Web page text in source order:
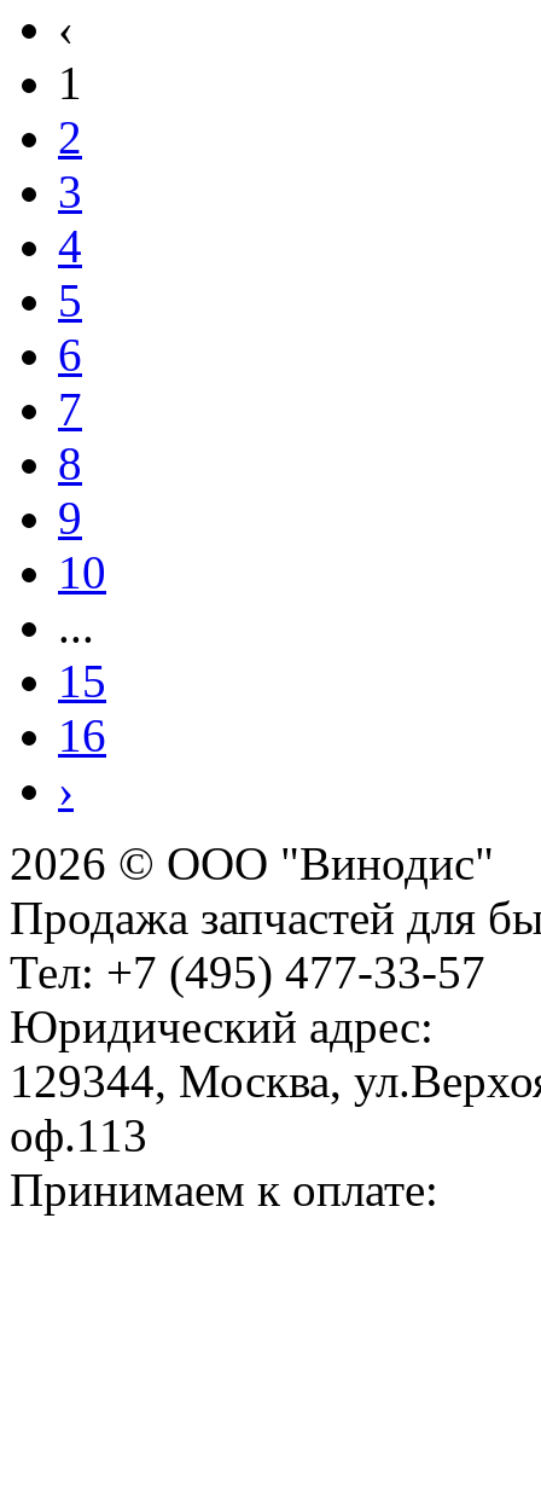
‹
1
2
3
4
5
6
7
8
9
10
...
15
16
›
2026 © ООО "Винодис"
Продажа запчастей для
Тел: +7 (495) 477-33-57
Юридический адрес:
129344, Москва,
оф.113
Принимаем к оплате: